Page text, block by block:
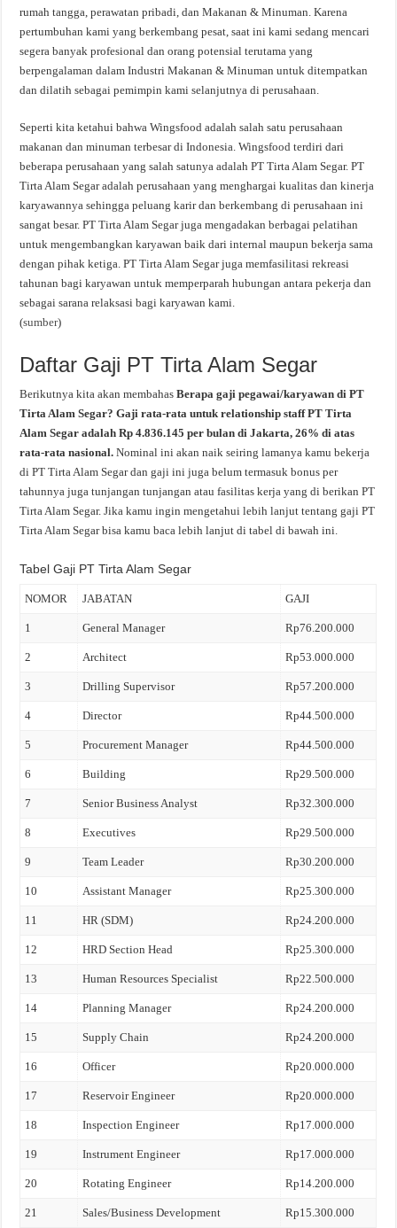
rumah tangga, perawatan pribadi, dan Makanan & Minuman. Karena
pertumbuhan kami yang berkembang pesat, saat ini kami sedang mencari
segera banyak profesional dan orang potensial terutama yang
berpengalaman dalam Industri Makanan & Minuman untuk ditempatkan
dan dilatih sebagai pemimpin kami selanjutnya di perusahaan.
Seperti kita ketahui bahwa Wingsfood adalah salah satu perusahaan
makanan dan minuman terbesar di Indonesia. Wingsfood terdiri dari
beberapa perusahaan yang salah satunya adalah PT Tirta Alam Segar. PT
Tirta Alam Segar adalah perusahaan yang menghargai kualitas dan kinerja
karyawannya sehingga peluang karir dan berkembang di perusahaan ini
sangat besar. PT Tirta Alam Segar juga mengadakan berbagai pelatihan
untuk mengembangkan karyawan baik dari internal maupun bekerja sama
dengan pihak ketiga. PT Tirta Alam Segar juga memfasilitasi rekreasi
tahunan bagi karyawan untuk memperparah hubungan antara pekerja dan
sebagai sarana relaksasi bagi karyawan kami.
(sumber)
Daftar Gaji PT Tirta Alam Segar
Berikutnya kita akan membahasBerapa gaji pegawai/karyawan di PT
Tirta Alam Segar? Gaji rata-rata untuk relationship staff PT Tirta
Alam Segar adalah Rp 4.836.145 per bulan di Jakarta, 26% di atas
rata-rata nasional.Nominal ini akan naik seiring lamanya kamu bekerja
di PT Tirta Alam Segar dan gaji ini juga belum termasuk bonus per
tahunnya juga tunjangan tunjangan atau fasilitas kerja yang di berikan PT
Tirta Alam Segar. Jika kamu ingin mengetahui lebih lanjut tentang gaji PT
Tirta Alam Segar bisa kamu baca lebih lanjut di tabel di bawah ini.
Tabel Gaji PT Tirta Alam Segar
NOMOR JABATAN GAJI
1 General Manager Rp76.200.000
2 Architect Rp53.000.000
3 Drilling Supervisor Rp57.200.000
4 Director Rp44.500.000
5 Procurement Manager Rp44.500.000
6 Building Rp29.500.000
7 Senior Business Analyst Rp32.300.000
8 Executives Rp29.500.000
9 Team Leader Rp30.200.000
10 Assistant Manager Rp25.300.000
11 HR (SDM) Rp24.200.000
12 HRD Section Head Rp25.300.000
13 Human Resources Specialist Rp22.500.000
14 Planning Manager Rp24.200.000
15 Supply Chain Rp24.200.000
16 Officer Rp20.000.000
17 Reservoir Engineer Rp20.000.000
18 Inspection Engineer Rp17.000.000
19 Instrument Engineer Rp17.000.000
20 Rotating Engineer Rp14.200.000
21 Sales/Business Development Rp15.300.000